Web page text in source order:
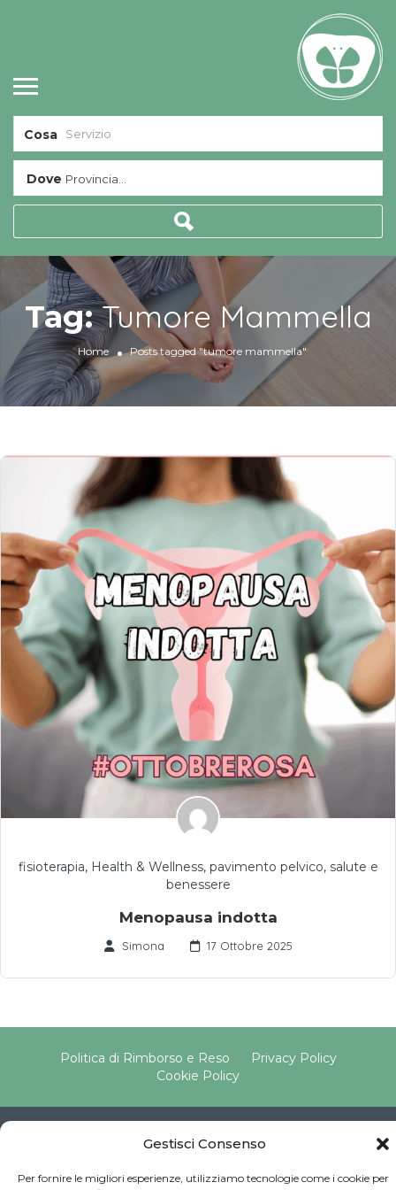
Gestisci Consenso
Per fornire le migliori esperienze, utilizziamo tecnologie come i cookie per
Cosa
Dove Provincia...
Tag:Tumore Mammella
Home Posts tagged "tumore mammella"
fisioterapia, Health & Wellness, pavimento pelvico, salute e
benessere
Menopausa indotta
Simona 17 Ottobre 2025
Politica di Rimborso e Reso
Privacy Policy
Cookie Policy
Copyright © 2025 Pavimento Pelvico Italia beAPPI srl |
P.IVA: 16569171008 | Email PEC: